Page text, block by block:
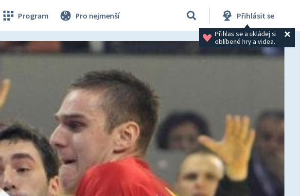
Program Pro nejmenší Přihlásit se
Přihlas se a ukládej si
oblíbené hry a videa.